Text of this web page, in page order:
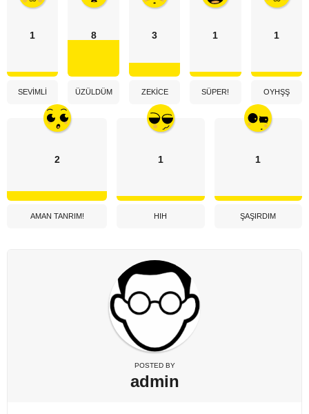
1
SEVIMLI
8
ÜZÜLDÜM
3
ZEKICE
1
SÜPER!
1
OYHŞŞ
2
AMAN TANRIM!
1
HIH
1
ŞAŞIRDIM
POSTED BY
admin